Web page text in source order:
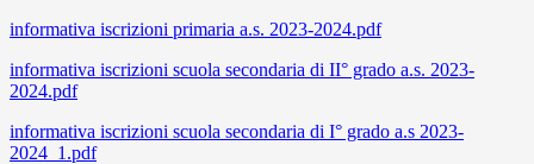
informativa iscrizioni primaria a.s. 2023-2024.pdf
informativa iscrizioni scuola secondaria di II° grado a.s. 2023-
2024.pdf
informativa iscrizioni scuola secondaria di I° grado a.s 2023-
2024_1.pdf